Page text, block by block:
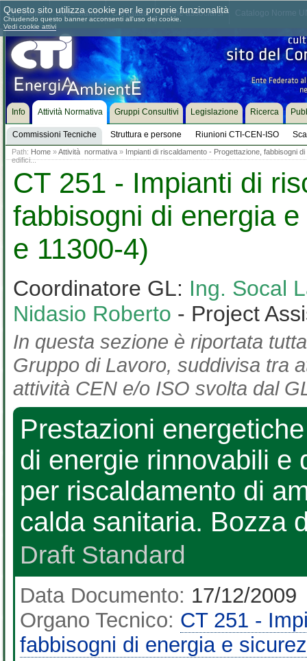
Chi siamo Dove siamo Contattaci Come associarsi
Info Attività Normativa
Commissioni Tecniche Struttura e persone Riunioni CTI-CEN-ISO
Gruppi Consultivi Legislazione Ricerca
Path: Home »Attività normativa » Impianti di riscaldamento - Progettazione, fabbisogni
edifici...
CT 251 - Impianti di
fabbisogni di energia
e 11300-4)
Coordinatore GL: Ing. Socal
Nidasio Roberto - Project
In questa sezione è riportata
Gruppo di Lavoro, suddivisa tra
attività CEN e/o ISO svolta dal
Prestazioni
di energie rinnovabili e
per riscaldamento di
calda sanitaria. Bozza
Draft Standard
Data Documento: 17/12/2009
Organo Tecnico: CT 251 -
fabbisogni di energia e
Questo sito utilizza cookie per le proprie funzionalità
Chiudendo questo banner acconsenti all'uso dei cookie.
Vedi cookie attivi